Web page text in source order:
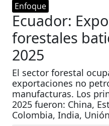
Enfoque
Ecuador:
forestales
2025
El sector forestal
exportaciones no
manufacturas. Los
2025 fueron: China,
Colombia, India,